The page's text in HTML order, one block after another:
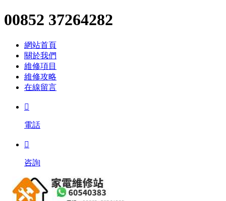
00852 37264282
網站首頁
關於我們
維修項目
維修攻略
在線留言

電話

咨詢